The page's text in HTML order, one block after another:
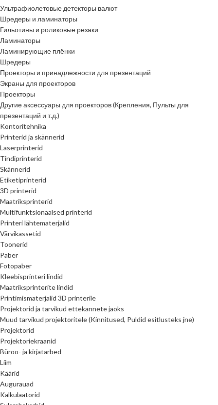
Ультрафиолетовые детекторы валют
Шредеры и ламинаторы
Гильотины и роликовые резаки
Ламинаторы
Ламинирующие плёнки
Шредеры
Проекторы и принадлежности для презентаций
Экраны для проекторов
Проекторы
Другие аксессуары для проекторов (Крепления, Пульты для
презентаций и т.д.)
Kontoritehnika
Printerid ja skännerid
Laserprinterid
Tindiprinterid
Skännerid
Etiketiprinterid
3D printerid
Maatriksprinterid
Multifunktsionaalsed printerid
Printeri lähtematerjalid
Värvikassetid
Toonerid
Paber
Fotopaber
Kleebisprinteri lindid
Maatriksprinterite lindid
Printimismaterjalid 3D printerile
Projektorid ja tarvikud ettekannete jaoks
Muud tarvikud projektoritele (Kinnitused, Puldid esitlusteks jne)
Projektorid
Projektoriekraanid
Büroo- ja kirjatarbed
Liim
Käärid
Augurauad
Kalkulaatorid